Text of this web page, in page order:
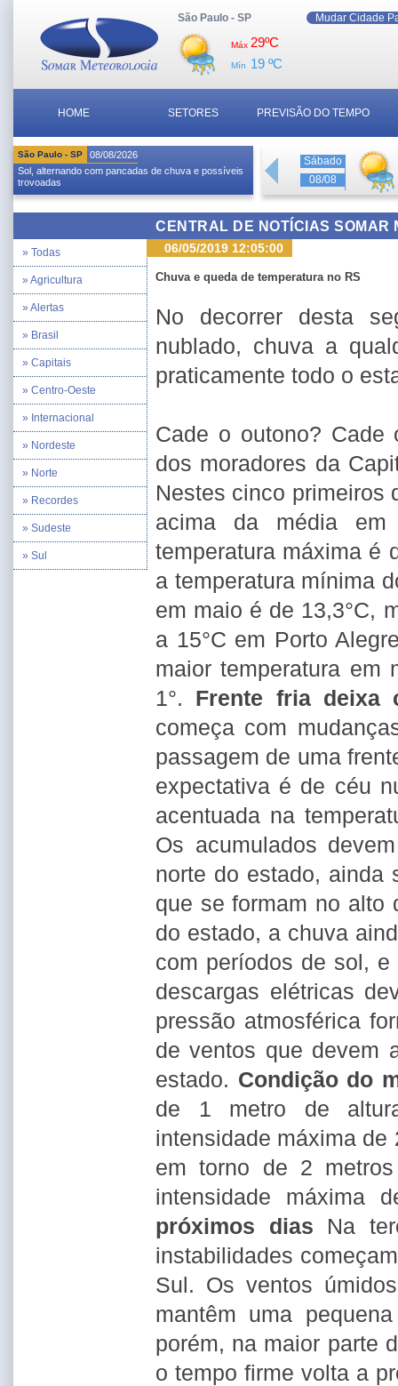
São Paulo - SP Mudar Cidade
Máx 29ºC
Mín 19 ºC
HOME SETORES PREVISÃO DO TEMPO
São Paulo - SP
08/08/2026
Sol, alternando com pancadas de chuva e possíveis
trovoadas
Sábado
08/08
CENTRAL DE NOTÍCIAS SOMAR
» Todas
» Agricultura
» Alertas
» Brasil
» Capitais
» Centro-Oeste
» Internacional
» Nordeste
» Norte
» Recordes
» Sudeste
» Sul
06/05/2019 12:05:00
Chuva e queda de temperatura no RS
No decorrer desta
nublado, chuva a
praticamente todo o
Cade o outono?
dos moradores da
Nestes cinco primeiros
acima da média em
temperatura máxima é
a temperatura mínima
em maio é de 13,3°C,
a 15°C em Porto
maior temperatura em
1°. Frente fria deixa
começa com
passagem de uma
expectativa é de céu
acentuada na
Os acumulados
norte do estado, ainda
que se formam no alto
do estado, a chuva
com períodos de sol,
descargas elétricas
pressão atmosférica
de ventos que devem
estado. Condição do
de 1 metro de
intensidade máxima de
em torno de 2
intensidade máxima
próximos dias Na
instabilidades
Sul. Os ventos
mantêm uma
porém, na maior parte
o tempo firme volta a